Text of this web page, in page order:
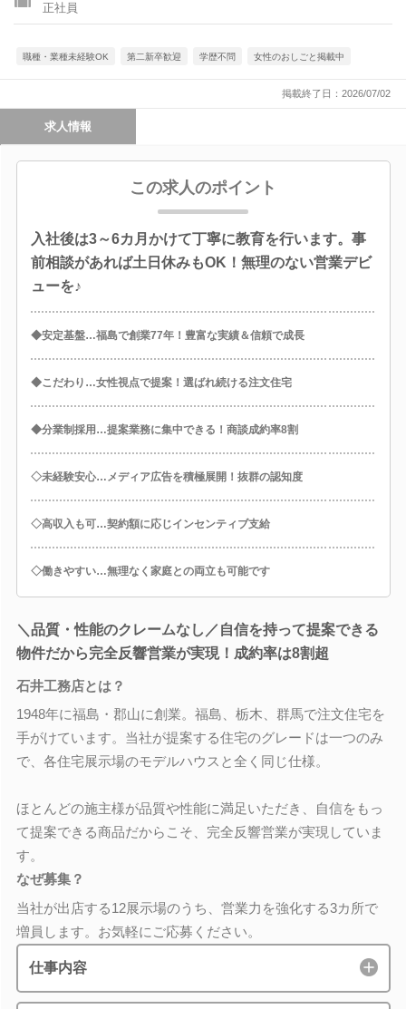
正社員
職種・業種未経験OK 第二新卒歓迎 学歴不問 女性のおしごと掲載中
掲載終了日：2026/07/02
求人情報
この求人のポイント
入社後は3～6カ月かけて丁寧に教育を行います。事
前相談があれば土日休みもOK！無理のない営業デビ
ューを♪
◆安定基盤…福島で創業77年！豊富な実績＆信頼で成長
◆こだわり…女性視点で提案！選ばれ続ける注文住宅
◆分業制採用…提案業務に集中できる！商談成約率8割
◇未経験安心…メディア広告を積極展開！抜群の認知度
◇高収入も可…契約額に応じインセンティブ支給
◇働きやすい…無理なく家庭との両立も可能です
＼品質・性能のクレームなし／自信を持って提案できる
物件だから完全反響営業が実現！成約率は8割超
石井工務店とは？
1948年に福島・郡山に創業。福島、栃木、群馬で注文住宅を
手がけています。当社が提案する住宅のグレードは一つのみ
で、各住宅展示場のモデルハウスと全く同じ仕様。
ほとんどの施主様が品質や性能に満足いただき、自信をもっ
て提案できる商品だからこそ、完全反響営業が実現していま
す。
なぜ募集？
当社が出店する12展示場のうち、営業力を強化する3カ所で
増員します。お気軽にご応募ください。
仕事内容